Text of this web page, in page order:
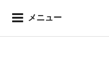
メニュー